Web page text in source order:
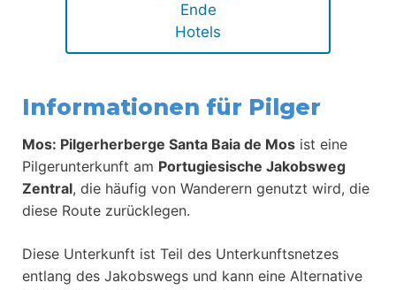
Ende
Hotels
Informationen für Pilger
Mos: Pilgerherberge Santa Baia de Mos ist eine
Pilgerunterkunft am Portugiesische Jakobsweg
Zentral, die häufig von Wanderern genutzt wird, die
diese Route zurücklegen.
Diese Unterkunft ist Teil des Unterkunftsnetzes
entlang des Jakobswegs und kann eine Alternative